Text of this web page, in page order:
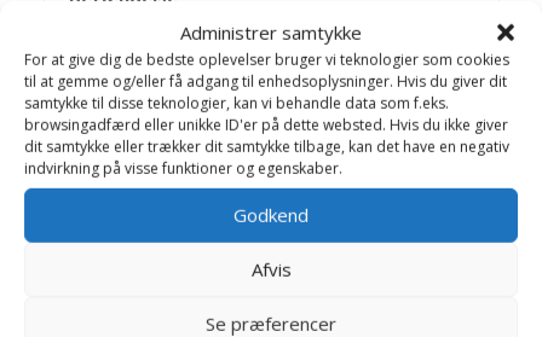
Administrer samtykke
For at give dig de bedste oplevelser bruger vi teknologier som cookies
til at gemme og/eller få adgang til enhedsoplysninger. Hvis du giver dit
samtykke til disse teknologier, kan vi behandle data som f.eks.
browsingadfærd eller unikke ID'er på dette websted. Hvis du ikke giver
dit samtykke eller trækker dit samtykke tilbage, kan det have en negativ
indvirkning på visse funktioner og egenskaber.
Godkend
Afvis
Se præferencer
Blodforgiftning
Brandfeber
Brok
Bylder
Diarré